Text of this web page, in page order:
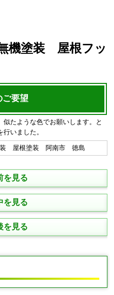
機塗装 屋根フッ
ご要望
たような色でお願いします。と
いました。
を見る
を見る
を見る